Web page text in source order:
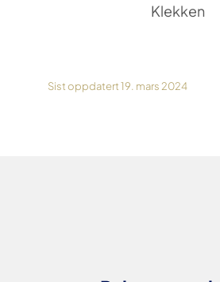
Klekken
Sist oppdatert 19. mars 2024